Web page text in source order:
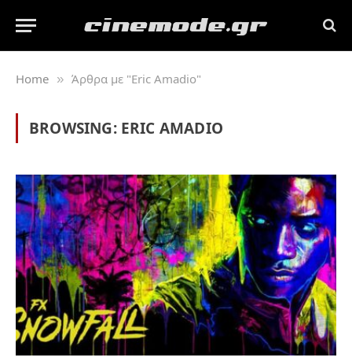
Home » Άρθρα με "Eric Amadio"
BROWSING: ERIC AMADIO